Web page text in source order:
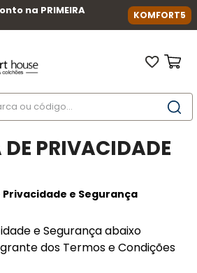
na PRIMEIRA KOMFORT5
ou código...
PRIVACIDADE
e Segurança
e Segurança abaixo
dos Termos e Condições